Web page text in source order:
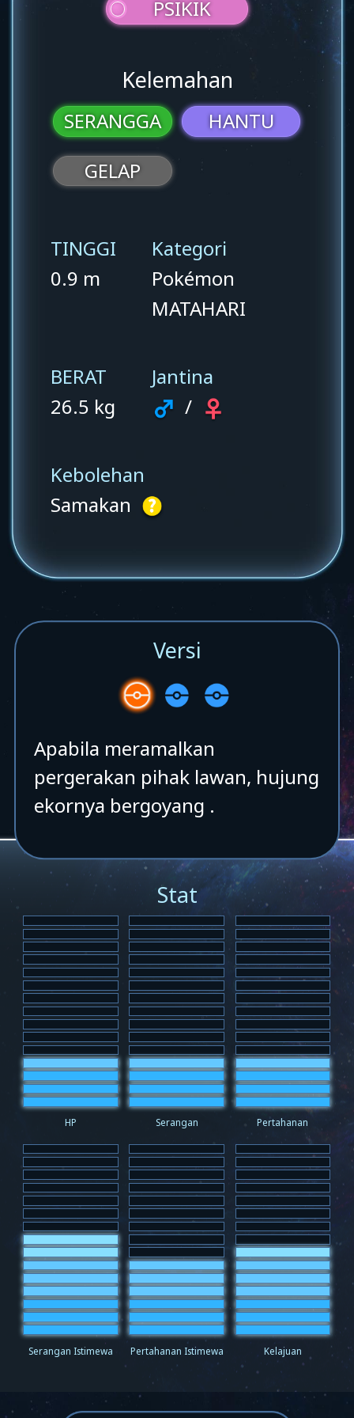
PSIKIK
Kelemahan
SERANGGA
HANTU
GELAP
TINGGI
0.9 m
Kategori
Pokémon
MATAHARI
BERAT
26.5 kg
Jantina
/
Kebolehan
Samakan
Versi
Apabila meramalkan
pergerakan pihak lawan, hujung
ekornya bergoyang .
Stat
HP Serangan Pertahanan
Serangan Istimewa Pertahanan Istimewa Kelajuan